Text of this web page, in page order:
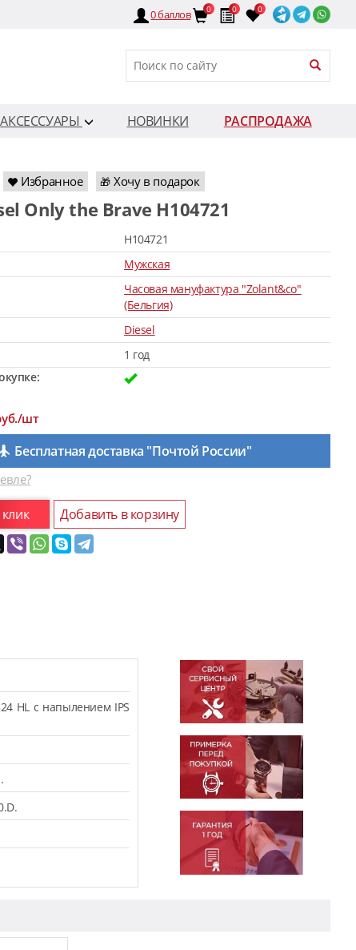
0баллов 0 0 0
АКСЕССУАРЫ НОВИНКИ
РАСПРОДАЖА
Избранное 🎁 Хочу в подарок
Only the Brave H104721
H104721
Мужская
Часовая мануфактура "Zolant&co"
(Бельгия)
Diesel
1 год
шт
Бесплатная доставка "Почтой России"
Добавить в корзину
HL с напылением IPS